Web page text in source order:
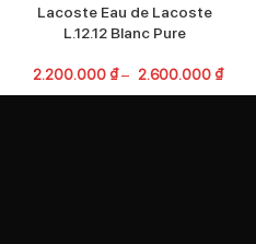
Lacoste Eau de Lacoste
L.12.12 Blanc Pure
2.200.000 ₫– 2.600.000 ₫